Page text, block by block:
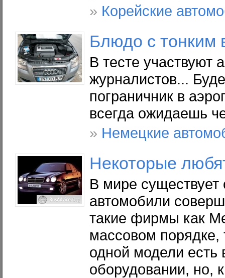
» Корейские
Блюдо с тонким
В тесте участвуют
журналистов...
пограничник в
всегда ожидаешь
» Немецкие
Некоторые
В мире существует
автомобили
такие фирмы как
массовом порядке,
одной модели есть
оборудовании, но,